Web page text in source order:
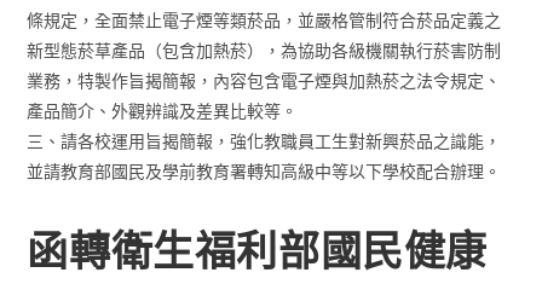
條規定，全面禁止電子煙等類菸品，並嚴格管制符合菸品定義之
新型態菸草產品（包含加熱菸），為協助各級機關執行菸害防制
業務，特製作旨揭簡報，內容包含電子煙與加熱菸之法令規定、
產品簡介、外觀辨識及差異比較等。
三、請各校運用旨揭簡報，強化教職員工生對新興菸品之識能，
並請教育部國民及學前教育署轉知高級中等以下學校配合辦理。
函轉衛生福利部國民健康